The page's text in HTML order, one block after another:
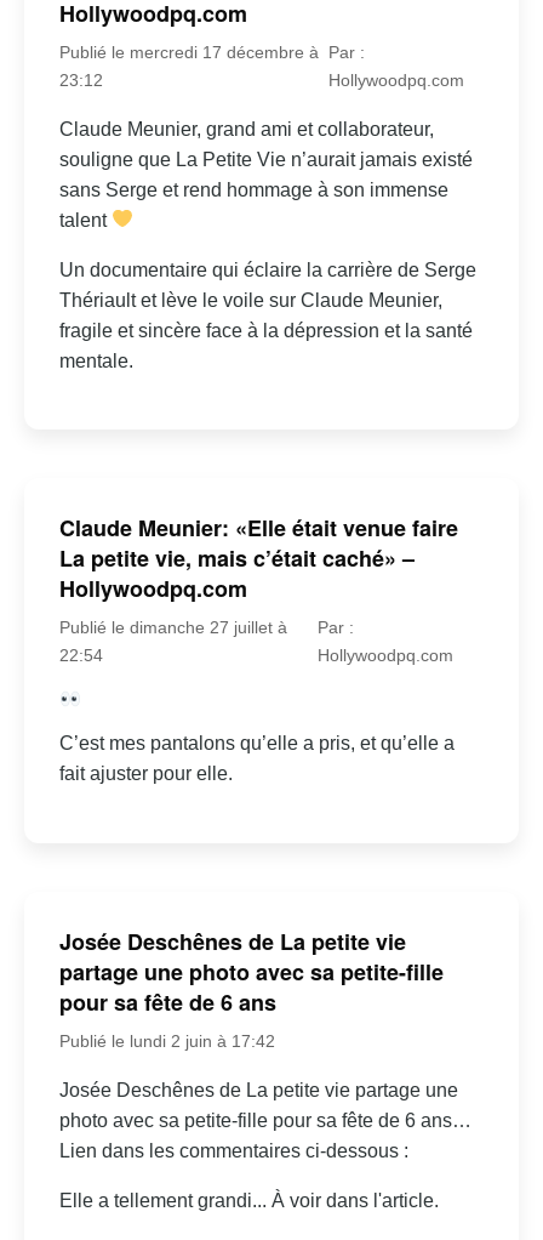
Hollywoodpq.com
Publié le mercredi 17 décembre à
23:12
Par :
Hollywoodpq.com
Claude Meunier, grand ami et collaborateur,
souligne que La Petite Vie n’aurait jamais existé
sans Serge et rend hommage à son immense
talent
Un documentaire qui éclaire la carrière de Serge
Thériault et lève le voile sur Claude Meunier,
fragile et sincère face à la dépression et la santé
mentale.
Claude Meunier: «Elle était venue faire
La petite vie, mais c’était caché» –
Hollywoodpq.com
Publié le dimanche 27 juillet à
22:54
Par :
Hollywoodpq.com
C’est mes pantalons qu’elle a pris, et qu’elle a
fait ajuster pour elle.
Josée Deschênes de La petite vie
partage une photo avec sa petite-fille
pour sa fête de 6 ans
Publié le lundi 2 juin à 17:42
Josée Deschênes de La petite vie partage une
photo avec sa petite-fille pour sa fête de 6 ans…
Lien dans les commentaires ci-dessous :
Elle a tellement grandi... À voir dans l'article.